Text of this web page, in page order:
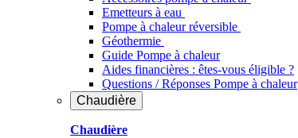
Emetteurs à eau
Pompe à chaleur réversible
Géothermie
Guide Pompe à chaleur
Aides financières : êtes-vous éligible ?
Questions / Réponses Pompe à chaleur
Chaudière
Chaudière